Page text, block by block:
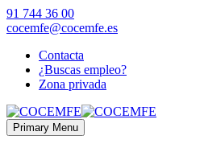
91 744 36 00
cocemfe@cocemfe.es
Contacta
¿Buscas empleo?
Zona privada
Primary Menu